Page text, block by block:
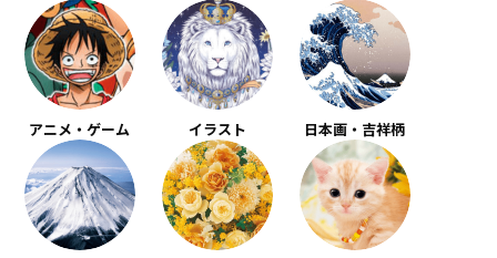
アニメ・ゲーム イラスト 日本画・吉祥柄